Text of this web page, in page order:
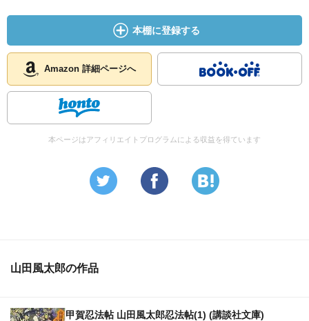
本棚に登録する
Amazon 詳細ページへ
本ページはアフィリエイトプログラムによる収益を得ています
山田風太郎の作品
甲賀忍法帖 山田風太郎忍法帖(1) (講談社文庫)